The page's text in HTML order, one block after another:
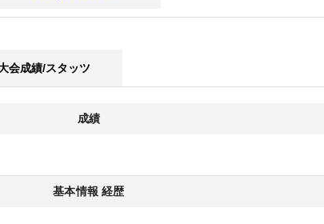
会成績/スタッツ
成績
基本情報 経歴